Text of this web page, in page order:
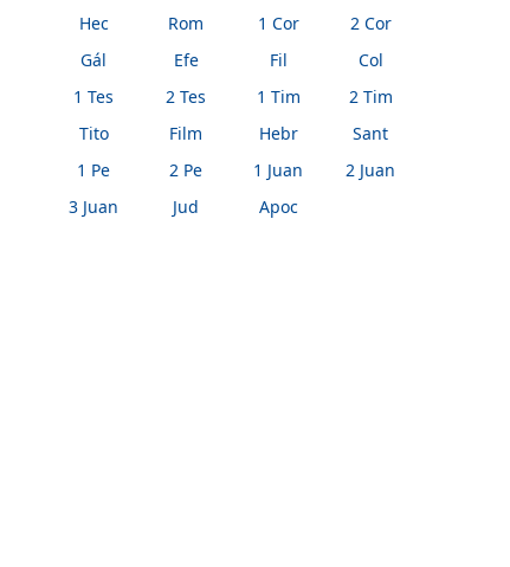
Hec
Rom 1 Cor
2 Cor
Gál
Efe Fil
Col
1 Tes
2 Tes 1 Tim
2 Tim
Tito
Film Hebr
Sant
1 Pe
2 Pe 1 Juan
2 Juan
3 Juan
Jud Apoc